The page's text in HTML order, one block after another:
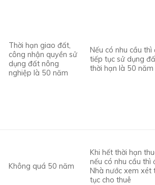
Thời hạn giao đất,
công nhận quyền sử
dụng đất nông
nghiệp là 50 năm
Nếu có nhu cầu thì
tiếp tục sử dụng
thời hạn là 50 năm
Không quá 50 năm
Khi hết thời hạn
nếu có nhu cầu thì
Nhà nước xem xét
tục cho thuê